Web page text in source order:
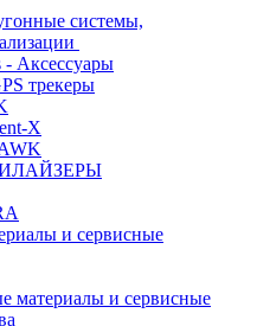
системы,
- Аксессуары
трекеры
X
и сервисные
материалы и сервисные